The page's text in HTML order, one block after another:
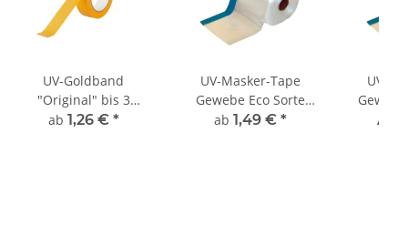
UV-Goldband
"Original" bis 3
Monate, neutraler
ab 1,26 € *
UV-Masker-Tape
Gewebe Eco Sorte
K124
ab 1,49 € *
UV-
Ab